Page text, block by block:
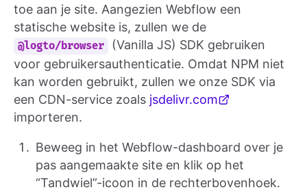
toe aan je site. Aangezien Webflow een
statische website is, zullen we de
@logto/browser
(Vanilla JS) SDK gebruiken
voor gebruikersauthenticatie. Omdat NPM niet
kan worden gebruikt, zullen we onze SDK via
een CDN-service zoals jsdelivr.com
importeren.
Beweeg in het Webflow-dashboard over je
pas aangemaakte site en klik op het
“Tandwiel”-icoon in de rechterbovenhoek.